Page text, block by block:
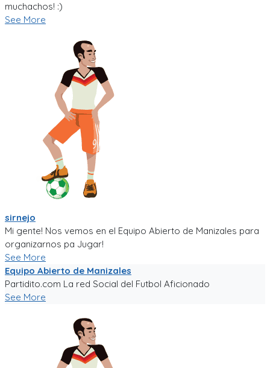
muchachos! :)
See More
sirnejo
Mi gente! Nos vemos en el Equipo Abierto de Manizales para
organizarnos pa Jugar!
See More
Equipo Abierto de Manizales
Partidito.com La red Social del Futbol Aficionado
See More